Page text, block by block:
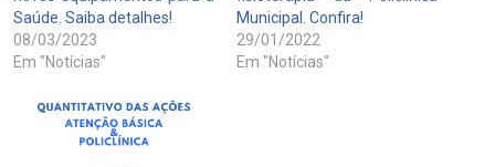
Saúde. Saiba detalhes!
08/03/2023
Em "Notícias"
Municipal. Confira!
29/01/2022
Em "Notícias"